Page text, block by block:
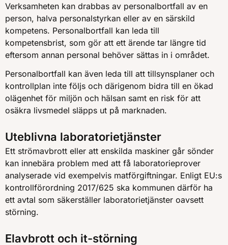
Verksamheten kan drabbas av personalbortfall av en
person, halva personalstyrkan eller av en särskild
kompetens. Personalbortfall kan leda till
kompetensbrist, som gör att ett ärende tar längre tid
eftersom annan personal behöver sättas in i området.
Personalbortfall kan även leda till att tillsynsplaner och
kontrollplan inte följs och därigenom bidra till en ökad
olägenhet för miljön och hälsan samt en risk för att
osäkra livsmedel släpps ut på marknaden.
Uteblivna laboratorietjänster
Ett strömavbrott eller att enskilda maskiner går sönder
kan innebära problem med att få laboratorieprover
analyserade vid exempelvis matförgiftningar. Enligt EU:s
kontrollförordning 2017/625 ska kommunen därför ha
ett avtal som säkerställer laboratorietjänster oavsett
störning.
Elavbrott och it-störning